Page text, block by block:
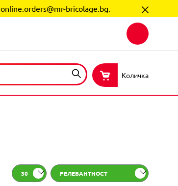
online.orders@mr-bricolage.bg.
Количка
30 РЕЛЕВАНТНОСТ